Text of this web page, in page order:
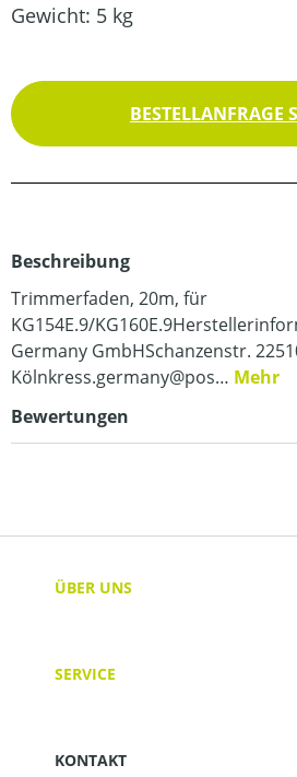
Gewicht: 5 kg
BESTELLANFRAGE
Beschreibung
Trimmerfaden, 20m, für
KG154E.9/
Germany GmbHSchanzenstr.
Kölnkress.germany@pos… Mehr
Bewertungen
ÜBER UNS
SERVICE
KONTAKT